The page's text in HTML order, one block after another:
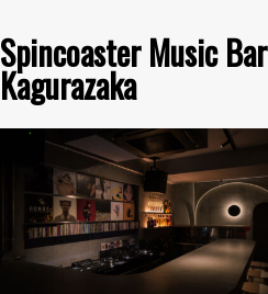
Spincoaster Music Bar
Kagurazaka